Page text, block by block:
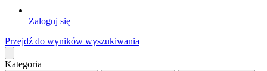
Zaloguj się
Przejdź do wyników wyszukiwania
Kategoria